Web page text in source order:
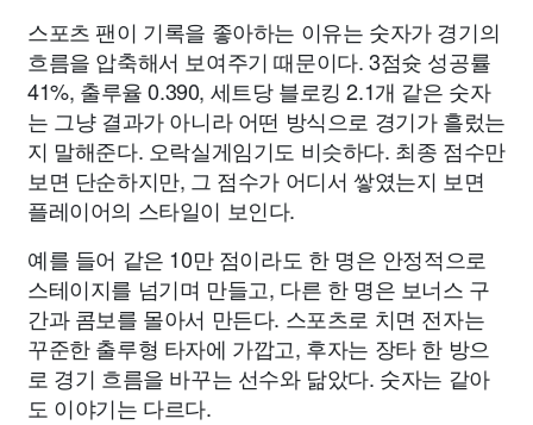
스포츠 팬이 기록을 좋아하는 이유는 숫자가 경기의
흐름을 압축해서 보여주기 때문이다. 3점슛 성공률
41%, 출루율 0.390, 세트당 블로킹 2.1개 같은 숫자
는 그냥 결과가 아니라 어떤 방식으로 경기가 흘렀는
지 말해준다. 오락실게임기도 비슷하다. 최종 점수만
보면 단순하지만, 그 점수가 어디서 쌓였는지 보면
플레이어의 스타일이 보인다.
예를 들어 같은 10만 점이라도 한 명은 안정적으로
스테이지를 넘기며 만들고, 다른 한 명은 보너스 구
간과 콤보를 몰아서 만든다. 스포츠로 치면 전자는
꾸준한 출루형 타자에 가깝고, 후자는 장타 한 방으
로 경기 흐름을 바꾸는 선수와 닮았다. 숫자는 같아
도 이야기는 다르다.